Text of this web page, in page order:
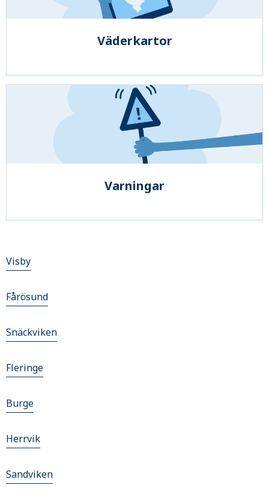
Väderkartor
Varningar
Visby
Fårösund
Snäckviken
Fleringe
Burge
Herrvik
Sandviken